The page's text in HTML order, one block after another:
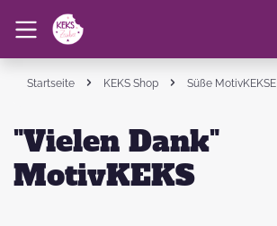
Startseite KEKS Shop Süße MotivKEKSE
"Vielen Dank"
MotivKEKS